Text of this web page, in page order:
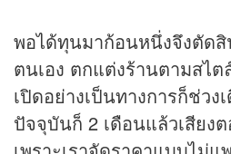
พอได้ทุนมาก้อนหนึ่งจึงตัดสิ
ตนเอง ตกแต่งร้านตามสไ
เปิดอย่างเป็นทางการก็ช่ว
ปัจจุบันก็ 2 เดือนแล้วเสียง